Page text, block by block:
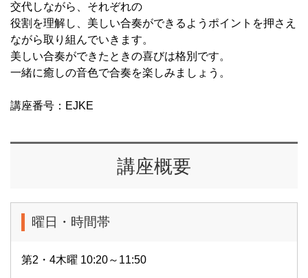
交代しながら、それぞれの
役割を理解し、美しい合奏ができるようポイントを押さえ
ながら取り組んでいきます。
美しい合奏ができたときの喜びは格別です。
一緒に癒しの音色で合奏を楽しみましょう。
講座番号：EJKE
講座概要
曜日・時間帯
第2・4木曜 10:20～11:50